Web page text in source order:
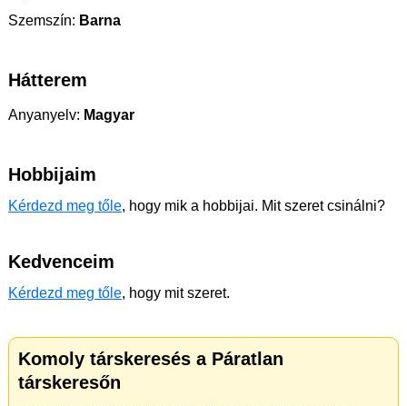
Szemszín: Barna
Hátterem
Anyanyelv: Magyar
Hobbijaim
Kérdezd meg tőle, hogy mik a hobbijai. Mit szeret csinálni?
Kedvenceim
Kérdezd meg tőle, hogy mit szeret.
Komoly társkeresés a Páratlan
társkeresőn